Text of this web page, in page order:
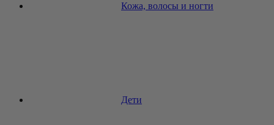
Кожа, волосы и ногти
Дети